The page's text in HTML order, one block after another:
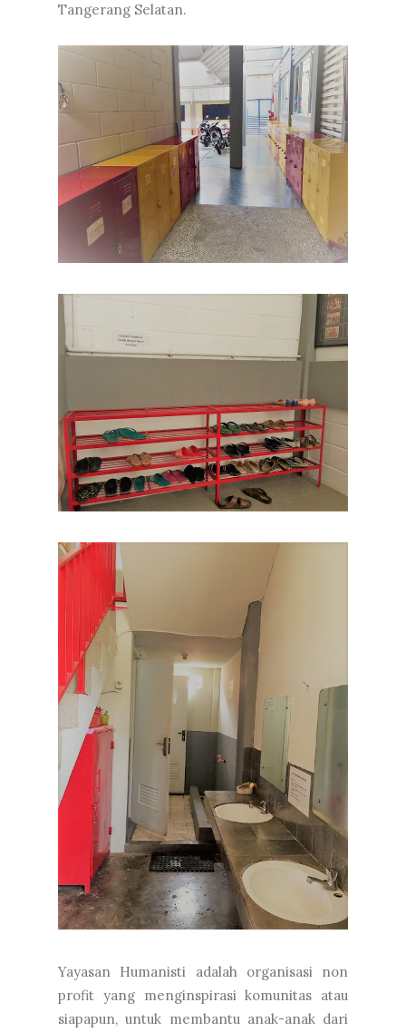
Tangerang Selatan.
Yayasan Humanisti adalah organisasi non
profit yang menginspirasi komunitas atau
siapapun, untuk membantu anak-anak dari